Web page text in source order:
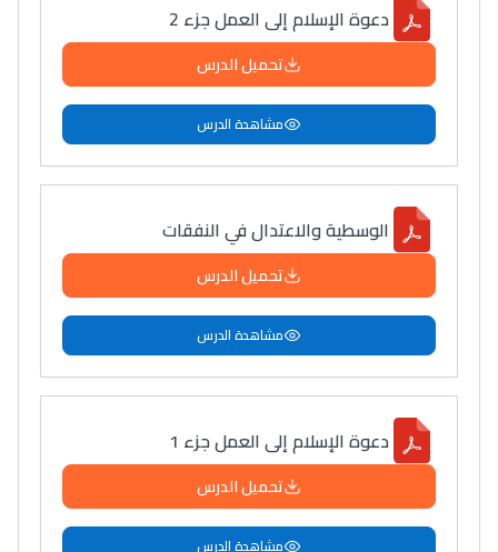
دعوة الإسلام إلى العمل جزء 2
تحميل الدرس
مشاهدة الدرس
الوسطية والاعتدال في النفقات
تحميل الدرس
مشاهدة الدرس
دعوة الإسلام إلى العمل جزء 1
تحميل الدرس
مشاهدة الدرس